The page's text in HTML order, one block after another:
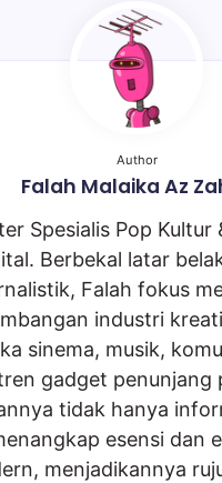
Author
Falah Malaika Az
Spesialis Pop Kultur
Berbekal latar
Falah fokus
industri
sinema, musik,
gadget penunjang
tidak hanya
esensi dan
menjadikannya